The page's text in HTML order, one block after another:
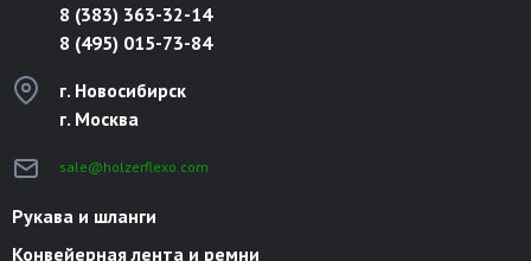
8 (383) 363-32-14
8 (495) 015-73-84
г. Новосибирск
г. Москва
sale@holzerflexo.com
Рукава и шланги
Конвейерная лента и ремни